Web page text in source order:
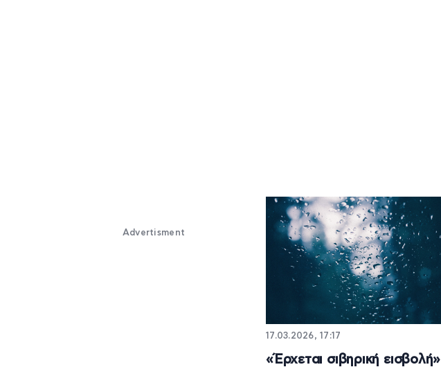
Advertisment
17.03.2026, 17:17
«Έρχεται σιβηρική εισβολή»